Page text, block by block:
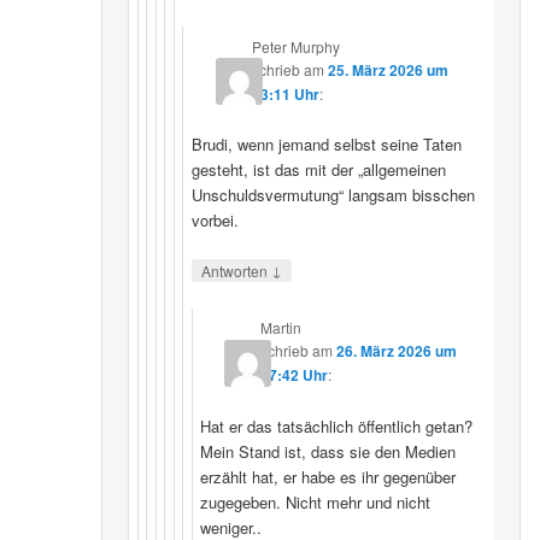
Peter Murphy
schriebam 25. März 2026 um
23:11 Uhr:
Brudi, wenn jemand selbst seine Taten
gesteht, ist das mit der „allgemeinen
Unschuldsvermutung“ langsam bisschen
vorbei.
Antworten ↓
Martin
schriebam26. März 2026 um
07:42 Uhr:
Hat er das tatsächlich öffentlich getan?
Mein Stand ist, dass sie den Medien
erzählt hat, er habe es ihr gegenüber
zugegeben. Nicht mehr und nicht
weniger..